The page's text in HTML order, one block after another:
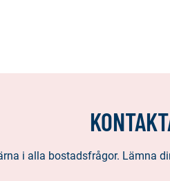
i alla bostadsfrågor. Lämna